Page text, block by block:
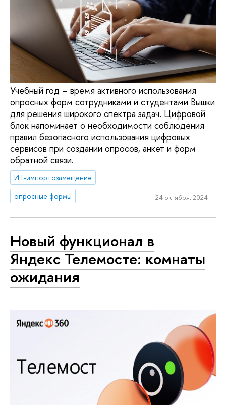
Учебный год – время активного использования
опросных форм сотрудниками и студентами Вышки
для решения широкого спектра задач. Цифровой
блок напоминает о необходимости соблюдения
правил безопасного использования цифровых
сервисов при создании опросов, анкет и форм
обратной связи.
ИТ-импортозамещение
опросные формы
24 октября, 2024 г.
Новый функционал в
Яндекс Телемосте: комнаты
ожидания